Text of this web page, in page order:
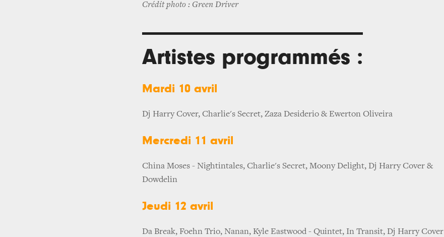
Crédit photo : Green Driver
Artistes programmés :
Mardi 10 avril
Dj Harry Cover, Charlie's Secret, Zaza Desiderio & Ewerton Oliveira
Mercredi 11 avril
China Moses - Nightintales, Charlie's Secret, Moony Delight, Dj Harry Cover &
Dowdelin
Jeudi 12 avril
Da Break, Foehn Trio, Nanan, Kyle Eastwood - Quintet, In Transit, Dj Harry Cover